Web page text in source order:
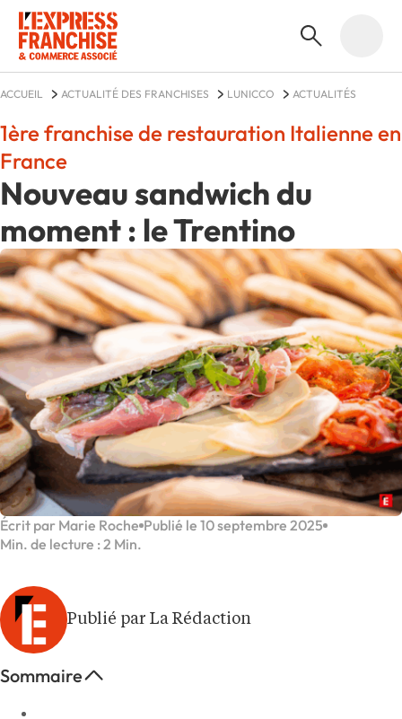
ACCUEIL ACTUALITÉ DES FRANCHISES LUNICCO ACTUALITÉS
Nouveau sandwich du
moment : le Trentino
1ère franchise de restauration Italienne en
France
Écrit par Marie Roche Publié le 10 septembre 2025
Min. de lecture : 2 Min.
Publié par La Rédaction
Sommaire